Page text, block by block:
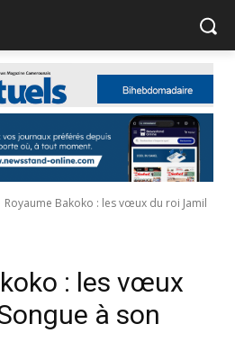
Royaume Bakoko : les vœux du roi Jamil
: les vœux
à son